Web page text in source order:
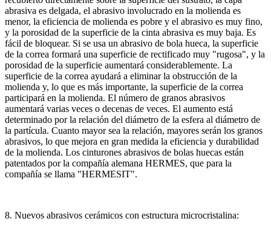
abrasiva es delgada, el abrasivo involucrado en la molienda es
menor, la eficiencia de molienda es pobre y el abrasivo es muy fino,
y la porosidad de la superficie de la cinta abrasiva es muy baja. Es
fácil de bloquear. Si se usa un abrasivo de bola hueca, la superficie
de la correa formará una superficie de rectificado muy "rugosa", y la
porosidad de la superficie aumentará considerablemente. La
superficie de la correa ayudará a eliminar la obstrucción de la
molienda y, lo que es más importante, la superficie de la correa
participará en la molienda. El número de granos abrasivos
aumentará varias veces o decenas de veces. El aumento está
determinado por la relación del diámetro de la esfera al diámetro de
la partícula. Cuanto mayor sea la relación, mayores serán los granos
abrasivos, lo que mejora en gran medida la eficiencia y durabilidad
de la molienda. Los cinturones abrasivos de bolas huecas están
patentados por la compañía alemana HERMES, que para la
compañía se llama "HERMESIT".
8. Nuevos abrasivos cerámicos con estructura microcristalina: